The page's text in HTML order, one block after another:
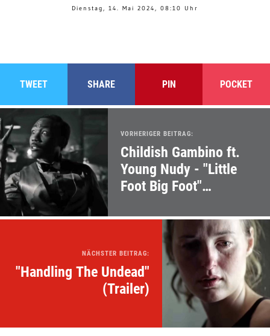
Dienstag, 14. Mai 2024, 08:10 Uhr
TWEET SHARE PIN POCKET
VORHERIGER BEITRAG:
Childish Gambino ft.
Young Nudy - "Little
Foot Big Foot"
NÄCHSTER BEITRAG:
"Handling The Undead"
(Trailer)